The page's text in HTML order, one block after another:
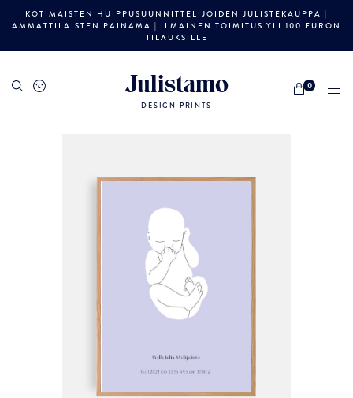
KOTIMAISTEN HUIPPUSUUNNITTELIJOIDEN JULISTEKAUPPA |
AMMATTILAISTEN PAINAMA | ILMAINEN TOIMITUS YLI 100 EURON
TILAUKSILLE
Julistamo
DESIGN PRINTS
0